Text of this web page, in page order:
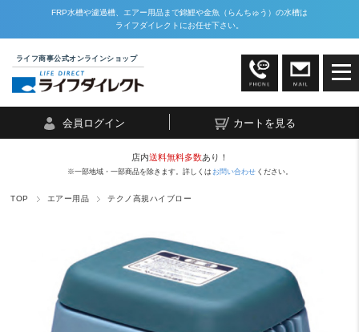
FRP水槽や濾過槽、エアー用品まで錦鯉や金魚（らんちゅう）の水槽は
ライフダイレクトにお任せ下さい。
ライフ商事公式オンラインショップ
会員ログイン カートを見る
店内送料無料多数あり！
※一部地域・一部商品を除きます。詳しくは お問い合わせ ください。
TOP エアー用品 テクノ高規ハイブロー